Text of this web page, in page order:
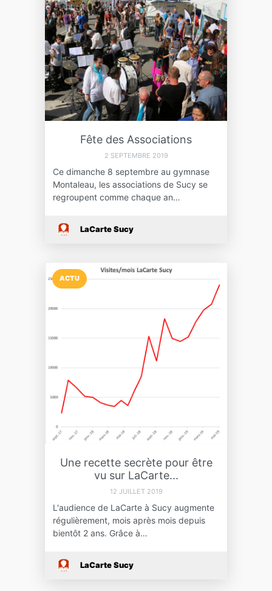
Fête des Associations
2 SEPTEMBRE 2019
Ce dimanche 8 septembre au gymnase
Montaleau, les associations de Sucy se
regroupent comme chaque an…
LaCarte Sucy
ACTU
Une recette secrète pour être
vu sur LaCarte...
12 JUILLET 2019
L'audience de LaCarte à Sucy augmente
régulièrement, mois après mois depuis
bientôt 2 ans. Grâce à…
LaCarte Sucy